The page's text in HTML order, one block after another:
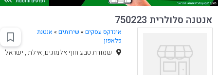
אנטנה סלולרית 750223
אינדקס עסקים » שירותים» אנטנת
פלאפון
שמורת טבע חוף אלמוגים, אילת , ישראל